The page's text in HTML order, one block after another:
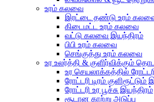
உரம் கலவை
இரட்டை தண்டு உரம்
கிடைமட்ட உரம் கலவை
வட்டு கலவை இயந்திரம்
பிபி உரம் கலவை
செங்குத்து உரம் கலவை
உர உலர்த்தி & குளிர்விக்கும்
உர செயலாக்கத்தில்
ரோட்டரி டிரம் குளிரூட்டும்
ரோட்டரி உர பூச்சு இயந்திரம்
சூடான காற்று அடுப்பு